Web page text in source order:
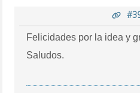
Felicidades por la idea y
Saludos.